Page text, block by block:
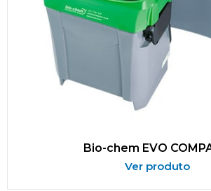
Bio-chem EVO
Ver produto